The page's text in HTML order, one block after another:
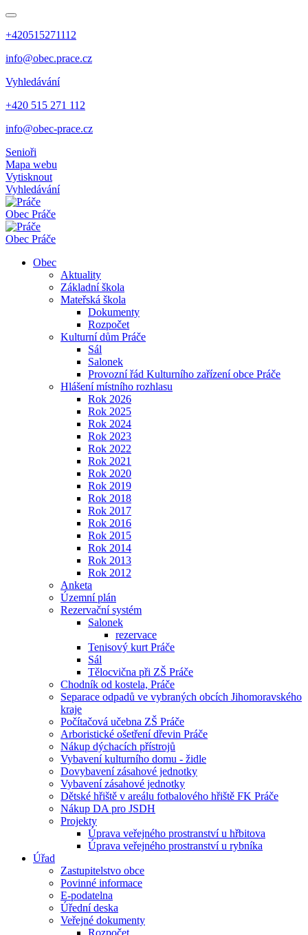
+420515271112
info@obec.prace.cz
Vyhledávání
+420 515 271 112
info@obec-prace.cz
Senioři
Mapa webu
Vytisknout
Vyhledávání
Obec Práče
Obec Práče
Obec
Aktuality
Základní škola
Mateřská škola
Dokumenty
Rozpočet
Kulturní dům Práče
Sál
Salonek
Provozní řád Kulturního zařízení obce Práče
Hlášení místního rozhlasu
Rok 2026
Rok 2025
Rok 2024
Rok 2023
Rok 2022
Rok 2021
Rok 2020
Rok 2019
Rok 2018
Rok 2017
Rok 2016
Rok 2015
Rok 2014
Rok 2013
Rok 2012
Anketa
Územní plán
Rezervační systém
Salonek
rezervace
Tenisový kurt Práče
Sál
Tělocvična při ZŠ Práče
Chodník od kostela, Práče
Separace odpadů ve vybraných obcích Jihomoravského
kraje
Počítačová učebna ZŠ Práče
Arboristické ošetření dřevin Práče
Nákup dýchacích přístrojů
Vybavení kulturního domu - židle
Dovybavení zásahové jednotky
Vybavení zásahové jednotky
Dětské hřiště v areálu fotbalového hřiště FK Práče
Nákup DA pro JSDH
Projekty
Úprava veřejného prostranství u hřbitova
Úprava veřejného prostranství u rybníka
Úřad
Zastupitelstvo obce
Povinné informace
E-podatelna
Úřední deska
Veřejné dokumenty
Rozpočet